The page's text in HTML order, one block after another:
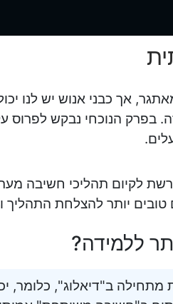
אך כבני אנוש יש לנו
הנוכחי נבקש לפרוס
לקיום תהליכי חשיבה
יותר להצלחת התהליך
ללמידה?
מתחילה ב"דיאלוג", כלומר,